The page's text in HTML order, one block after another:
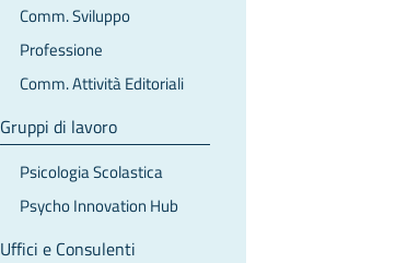
Comm. Sviluppo
Professione
Comm. Attività Editoriali
Gruppi di lavoro
Psicologia Scolastica
Psycho Innovation Hub
Uffici e Consulenti